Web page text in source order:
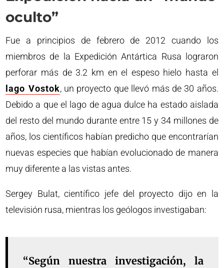
oculto”
Fue a principios de febrero de 2012 cuando los
miembros de la Expedición Antártica Rusa lograron
perforar más de 3.2 km en el espeso hielo hasta el
lago Vostok, un proyecto que llevó más de 30 años.
Debido a que el lago de agua dulce ha estado aislada
del resto del mundo durante entre 15 y 34 millones de
años, los científicos habían predicho que encontrarían
nuevas especies que habían evolucionado de manera
muy diferente a las vistas antes.
Sergey Bulat, científico jefe del proyecto dijo en la
televisión rusa, mientras los geólogos investigaban:
“Según nuestra investigación, la